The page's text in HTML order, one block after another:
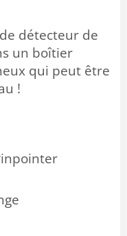
détecteur de
un boîtier
qui peut être
!